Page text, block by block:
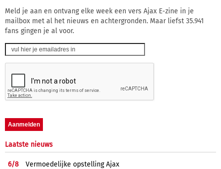
Meld je aan en ontvang elke week een vers Ajax E-zine in je
mailbox met al het nieuws en achtergronden. Maar liefst 35.941
fans gingen je al voor.
Laatste nieuws
6/8
Vermoedelijke opstelling Ajax